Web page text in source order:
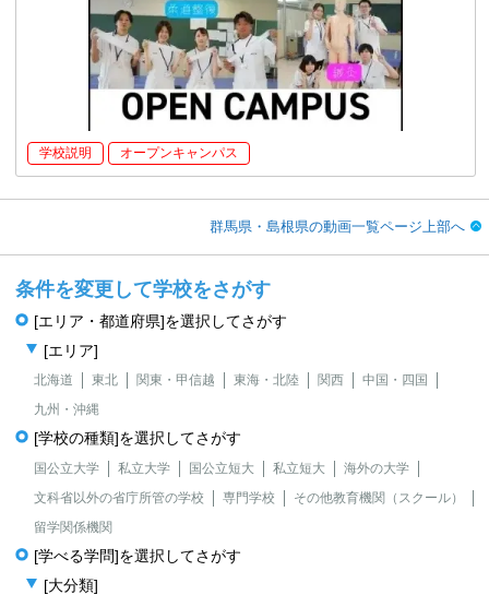
学校説明 オープンキャンパス
群馬県・島根県の動画一覧ページ上部へ
条件を変更して学校をさがす
[エリア・都道府県]を選択してさがす
[エリア]
北海道 東北 関東・甲信越 東海・北陸 関西
中国・四国
九州・沖縄
[学校の種類]を選択してさがす
国公立大学 私立大学 国公立短大 私立短大
海外の大学
文科省以外の省庁所管の学校
専門学校
その他教育機関（スクール）
留学関係機関
[学べる学問]を選択してさがす
[大分類]